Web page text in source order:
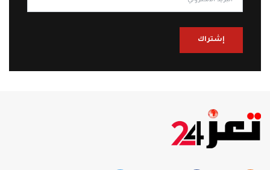
إشتراك